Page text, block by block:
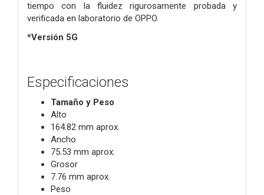
tiempo con la fluidez rigurosamente probada y
verificada en laboratorio de OPPO.
*Versión 5G
Especificaciones
Tamaño y Peso
Alto
164.82 mm aprox.
Ancho
75.53 mm aprox.
Grosor
7.76 mm aprox.
Peso